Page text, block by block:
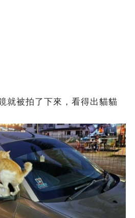
就被拍了下來，看得出貓貓